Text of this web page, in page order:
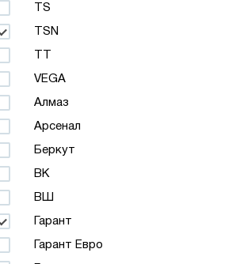
TS
TSN
VEGA
Алмаз
Арсенал
Беркут
ВК
ВШ
Гарант
Гарант Евро